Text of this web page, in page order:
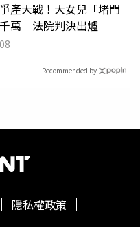
產大戰！大女兒「堵門
萬 法院判決出爐
Recommended by
隱私權政策